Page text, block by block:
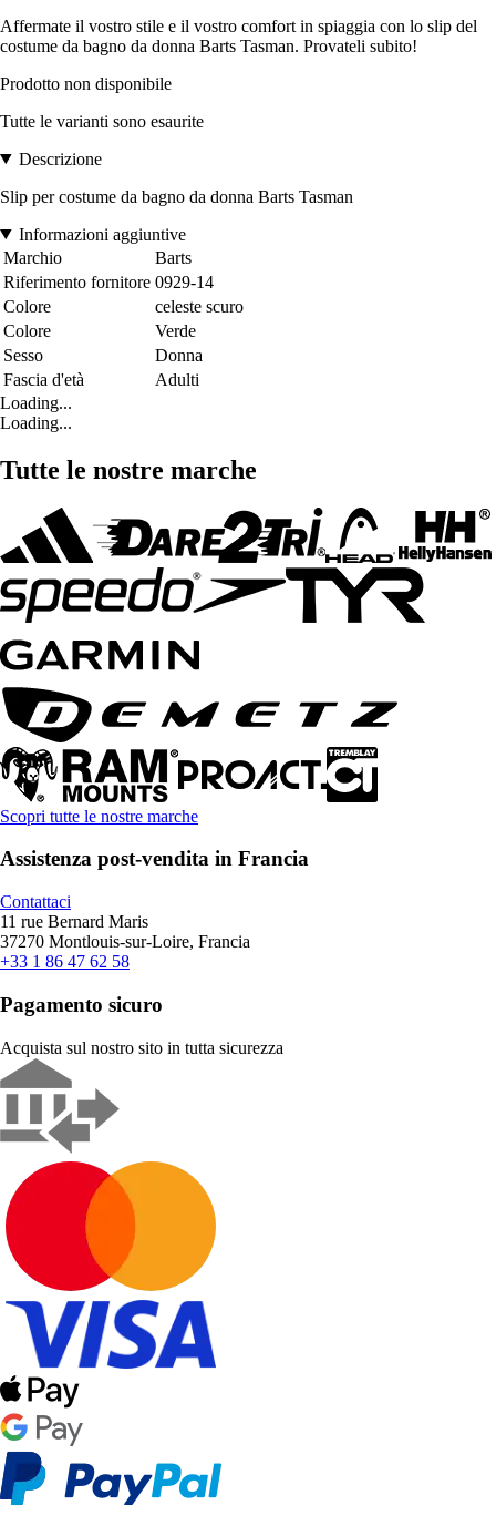
Affermate il vostro stile e il vostro comfort in spiaggia con lo slip del
costume da bagno da donna Barts Tasman. Provateli subito!
Prodotto non disponibile
Tutte le varianti sono esaurite
Descrizione
Slip per costume da bagno da donna Barts Tasman
Informazioni aggiuntive
Marchio
Barts
Riferimento fornitore 0929-14
Colore
celeste scuro
Colore
Verde
Sesso
Donna
Fascia d'età
Adulti
Loading...
Loading...
Tutte le nostre marche
Scopri tutte le nostre marche
Assistenza post-vendita in Francia
Contattaci
11 rue Bernard Maris
37270 Montlouis-sur-Loire, Francia
+33 1 86 47 62 58
Pagamento sicuro
Acquista sul nostro sito in tutta sicurezza